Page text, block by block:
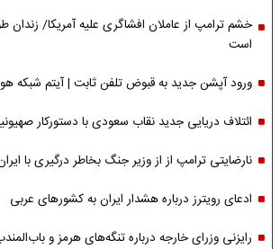
خشم ترامپ از عاملان افشاگری‌ علیه آمریکا/ زندان
است
ورود آپشن جدید به قبوض تلفن ثابت | آیتم
ائتلاف دریایی جدید نقاب سعودی با دستورکار
نارضایتی ترامپ از از وزیر جنگ بخاطر درگیری با
ادعای رویترز درباره هشدار ایران به کشورهای عربی
رایزنی وزرای خارجه درباره تنگه‌های هرمز و